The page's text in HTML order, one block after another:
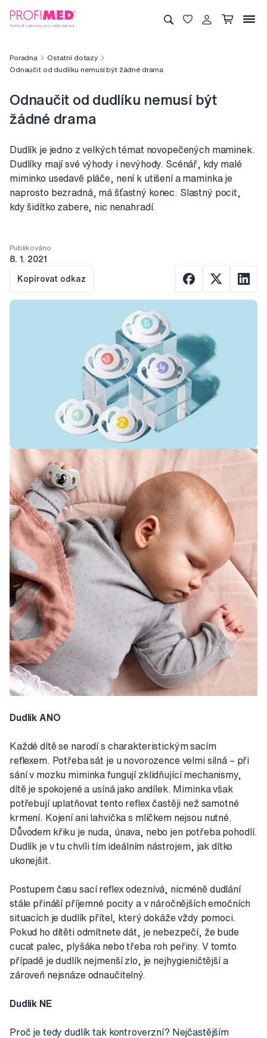
Poradna
Ostatní dotazy
Odnaučit od dudlíku nemusí být žádné drama
Odnaučit od dudlíku nemusí být
žádné drama
​​​​​​​Dudlík je jedno z velkých témat novopečených maminek.
Dudlíky mají své výhody i nevýhody. Scénář, kdy malé
miminko usedavě pláče, není k utišení a maminka je
naprosto bezradná, má šťastný konec. Slastný pocit,
kdy šidítko zabere, nic nenahradí.
Publikováno
8. 1. 2021
Kopírovat odkaz
Dudlík ANO
Každé dítě se narodí s charakteristickým sacím
reflexem. Potřeba sát je u novorozence velmi silná – při
sání v mozku miminka fungují zklidňující mechanismy,
dítě je spokojené a usíná jako andílek. Miminka však
potřebují uplatňovat tento reflex častěji než samotné
krmení. Kojení ani lahvička s mlíčkem nejsou nutné.
Důvodem křiku je nuda, únava, nebo jen potřeba pohodlí.
Dudlík je v tu chvíli tím ideálním nástrojem, jak dítko
ukonejšit.
Postupem času sací reflex odeznívá, nicméně dudlání
stále přináší příjemné pocity a v náročnějších emočních
situacích je dudlík přítel, který dokáže vždy pomoci.
Pokud ho dítěti odmítnete dát, je nebezpečí, že bude
cucat palec, plyšáka nebo třeba roh peřiny. V tomto
případě je dudlík nejmenší zlo, je nejhygieničtější a
zároveň nejsnáze odnaučitelný.
Dudlík NE
Proč je tedy dudlík tak kontroverzní? Nejčastějším